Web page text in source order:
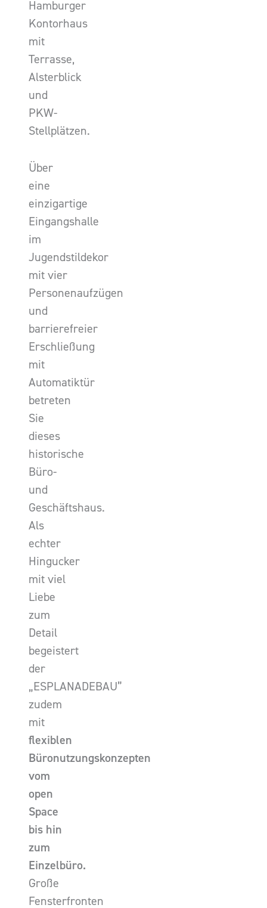
Hamburger
Kontorhaus
mit
Terrasse,
Alsterblick
und
PKW-
Stellplätzen.
Über
eine
einzigartige
Eingangshalle
im
Jugendstildekor
mit vier
Personenaufzügen
und
barrierefreier
Erschließung
mit
Automatiktür
betreten
Sie
dieses
historische
Büro-
und
Geschäftshaus.
Als
echter
Hingucker
mit viel
Liebe
zum
Detail
begeistert
der
„ESPLANADEBAU”
zudem
mit
flexiblen
Büronutzungskonzepten
vom
open
Space
bis hin
zum
Einzelbüro.
Große
Fensterfronten